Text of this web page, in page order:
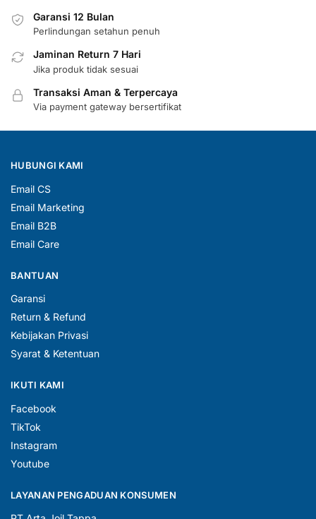
Garansi 12 Bulan
Perlindungan setahun penuh
Jaminan Return 7 Hari
Jika produk tidak sesuai
Transaksi Aman & Terpercaya
Via payment gateway bersertifikat
HUBUNGI KAMI
Email CS
Email Marketing
Email B2B
Email Care
BANTUAN
Garansi
Return & Refund
Kebijakan Privasi
Syarat & Ketentuan
IKUTI KAMI
Facebook
TikTok
Instagram
Youtube
LAYANAN PENGADUAN KONSUMEN